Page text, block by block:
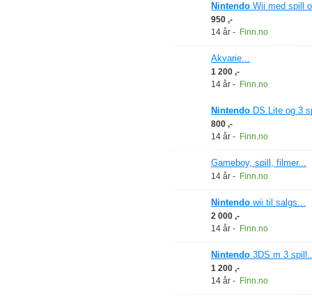
Nintendo Wii med spill
950 ,-
14 år - Finn.no
Akvarie...
1 200 ,-
14 år - Finn.no
Nintendo DS Lite og 3
800 ,-
14 år - Finn.no
Gameboy, spill, filmer...
14 år - Finn.no
Nintendo wii til salgs...
2 000 ,-
14 år - Finn.no
Nintendo 3DS m 3
1 200 ,-
14 år - Finn.no